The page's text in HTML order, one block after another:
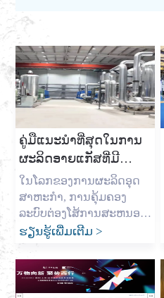
ຄູ່ມືແນະນໍາທີ່ສຸດໃນການ
ຜະລິດອາຍແກັສທີ່ມີ
ສະຖານທີ່ສະຖານທີ່
ສະຖານທີ່: ການປະຫຍັດ
ຄ່າໃຊ້ຈ່າຍແລະການສະຫ
ນອງອາຍແກັສທີ່ຫນ້າ
ໃນໂລກຂອງການຜະລິດອຸດ
ສາຫະກໍາ, ການຄຸ້ມຄອງ
ລະບົບຕ່ອງໂສ້ການສະຫນອງ
ຂອງທ່ານແມ່ນທຸກສິ່ງທຸກຢ່າງ.
ໃນຖານະເປັນເຈົ້າຂອງ
ໂຮງງານຜະລິດອາຍແກັສອຸດ
ສາຫະກໍາທີ່ສໍາຄັນໃນປະເທດ
ຈີນ, ຂ້າພະເຈົ້າຊື່ Allen, ແລະ
ຮຽນຮູ້ເພີ່ມເຕີມ >